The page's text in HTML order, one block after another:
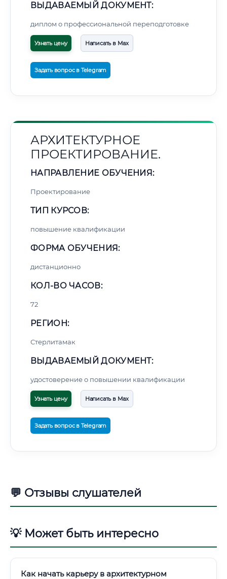
ВЫДАВАЕМЫЙ ДОКУМЕНТ:
диплом о профессиональной переподготовке
Узнать цену Написать в Max
Задать вопрос в Telegram
АРХИТЕКТУРНОЕ
ПРОЕКТИРОВАНИЕ.
НАПРАВЛЕНИЕ ОБУЧЕНИЯ:
Проектирование
ТИП КУРСОВ:
повышение квалификации
ФОРМА ОБУЧЕНИЯ:
дистанционно
КОЛ-ВО ЧАСОВ:
72
РЕГИОН:
Стерлитамак
ВЫДАВАЕМЫЙ ДОКУМЕНТ:
удостоверение о повышении квалификации
Узнать цену Написать в Max
Задать вопрос в Telegram
💬 Отзывы слушателей
💡 Может быть интересно
Как начать карьеру в архитектурном